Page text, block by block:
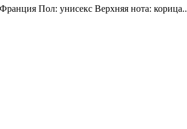
Пол: унисекс Верхняя нота: корица..